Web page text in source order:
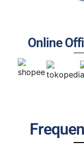
Online